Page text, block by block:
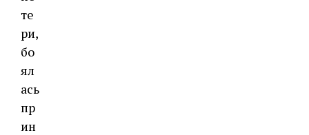
те
ри,
бо
ял
ась
пр
ин